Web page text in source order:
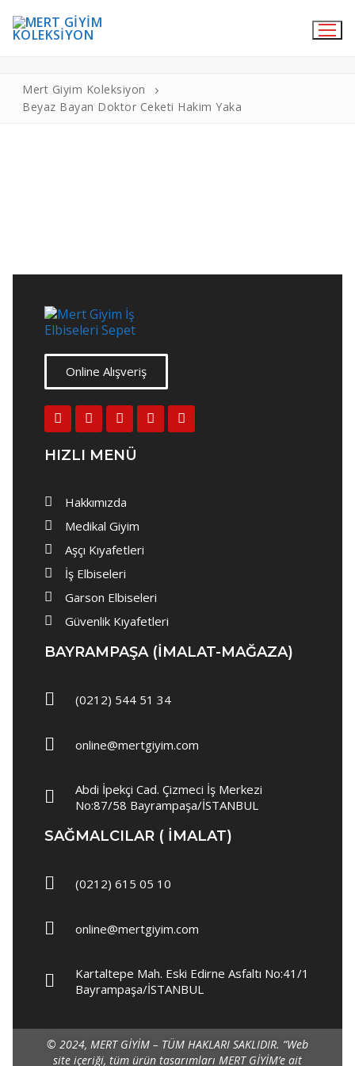
Likralı Pantolon
Aşçı Kıyafetleri
Aşçı Ceketi
Aşçı Pantolon
Aşçı Önlükleri
Aşçı Şapkası
İş Elbiseleri
Bay İş Önlük
Bayan İş Önlük
İş Pantolonu
İş Kabanı ve Mont
Yağmurluk
İş Ayakkabısı
Garson Önlükleri
Garson Gömlek
Süveter & Kazak
Garson Yelek
Spor Ayakkabı
Barista Şapka
Garson Aksesuarları
Beyaz Bayan Doktor Ceketi Hakim
Yaka
Mert Giyim Koleksiyon
Beyaz Bayan Doktor Ceketi Hakim Yaka
Online Alışveriş
HIZLI MENÜ
Hakkımızda
Medikal Giyim
Aşçı Kıyafetleri
İş Elbiseleri
Garson Elbiseleri
Güvenlik Kıyafetleri
BAYRAMPAŞA (IMALAT-MAĞAZA)
(0212) 544 51 34
online@mertgiyim.com
Abdi İpekçi Cad. Çizmeci İş Merkezi
No:87/58 Bayrampaşa/İSTANBUL
SAĞMALCILAR ( IMALAT)
(0212) 615 05 10
online@mertgiyim.com
Kartaltepe Mah. Eski Edirne Asfaltı No:41/1
Bayrampaşa/İSTANBUL
© 2024, MERT GİYİM – TÜM HAKLARI SAKLIDIR. “Web
site içeriği, tüm ürün tasarımları MERT GİYİM’e ait